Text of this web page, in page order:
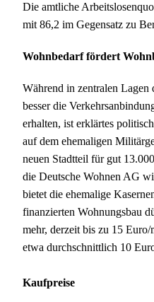
Die amtliche
mit 86,2 im Gegensatz zu
Wohnbedarf fördert
Während in zentralen Lagen
besser die
erhalten, ist erklärtes
auf dem ehemaligen
neuen Stadtteil für gut
die Deutsche Wohnen AG
bietet die ehemalige
finanzierten Wohnungsbau
mehr, derzeit bis zu 15
etwa durchschnittlich 10
Kaufpreise